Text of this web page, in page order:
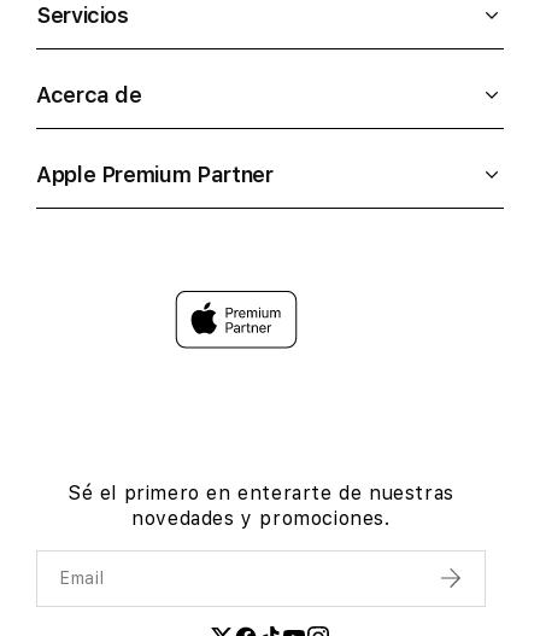
Servicios
Acerca de
Apple Premium Partner
Sé el primero en enterarte de nuestras
novedades y promociones.
Email